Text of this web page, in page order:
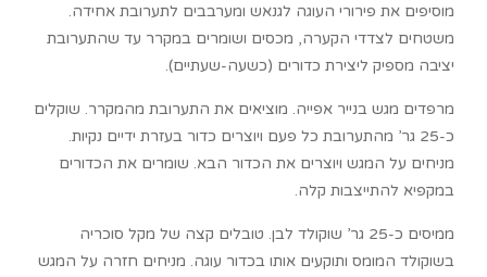
מוסיפים את פירורי העוגה לגנאש ומערבבים לתערובת אחידה.
משטחים לצדדי הקערה, מכסים ושומרים במקרר עד שהתערובת
יציבה מספיק ליצירת כדורים (כשעה-שעתיים).
מרפדים מגש בנייר אפייה. מוציאים את התערובת מהמקרר. שוקלים
כ-25 גר’ מהתערובת כל פעם ויוצרים כדור בעזרת ידיים נקיות.
מניחים על המגש ויוצרים את הכדור הבא. שומרים את הכדורים
במקפיא להתייצבות קלה.
ממיסים כ-25 גר’ שוקולד לבן. טובלים קצה של מקל סוכריה
בשוקולד המומס ותוקעים אותו בכדור עוגה. מניחים חזרה על המגש